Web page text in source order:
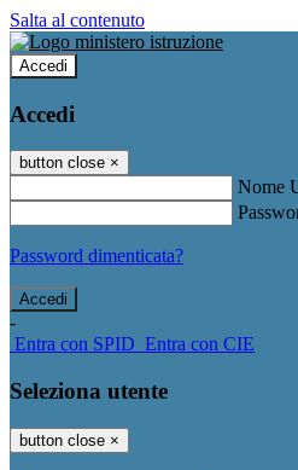
Salta al contenuto
Accedi
Accedi
button close ×
Nome
Password dimenticata?
-
Entra con SPID Entra con CIE
Seleziona utente
button close ×